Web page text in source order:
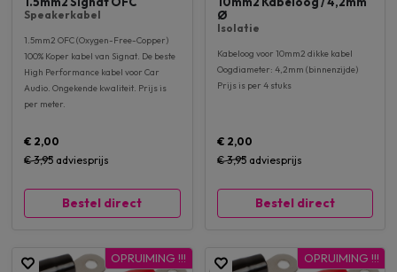
Speakerkabel
1.5mm2 OFC (Oxygen-Free-Copper)
100% Koper kabel van Signat. De beste
High Performance kabel voor Car
Audio. Ongekende kwaliteit. Prijs is
per meter.
€ 2,00
€ 3,95 adviesprijs
Bestel direct
Ø
Isolatie
Kabeloog voor 10mm2 dikke kabel
Oogdiameter: 4,2mm (binnenzijde)
Prijs is per 4 stuks
€ 2,00
€ 3,95adviesprijs
Bestel direct
OPRUIMING !!! OPRUIMING !!!